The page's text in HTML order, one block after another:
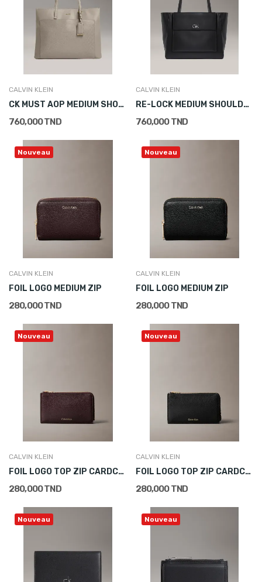
CALVIN KLEIN
CK MUST AOP MEDIUM SHOPPER W/POCKET
760,000 TND
CALVIN KLEIN
RE-LOCK MEDIUM SHOULDER BAG
760,000 TND
Nouveau
CALVIN KLEIN
FOIL LOGO MEDIUM ZIP
280,000 TND
Nouveau
CALVIN KLEIN
FOIL LOGO MEDIUM ZIP
280,000 TND
Nouveau
CALVIN KLEIN
FOIL LOGO TOP ZIP CARDCASE
280,000 TND
Nouveau
CALVIN KLEIN
FOIL LOGO TOP ZIP CARDCASE
280,000 TND
Nouveau Nouveau